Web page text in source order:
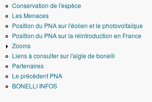
Conservation de l'espèce
Les Menaces
Position du PNA sur l'éolien et le photovoltaïque
Position du PNA sur la réintroduction en France
Zooms
Liens à consulter sur l'aigle de bonelli
Partenaires
Le précédent PNA
BONELLI INFOS